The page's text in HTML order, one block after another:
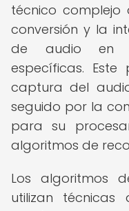
técnico
conversión y la
de audio en
específicas.
captura del
seguido por la
para su
algoritmos de
Los algoritmos
utilizan